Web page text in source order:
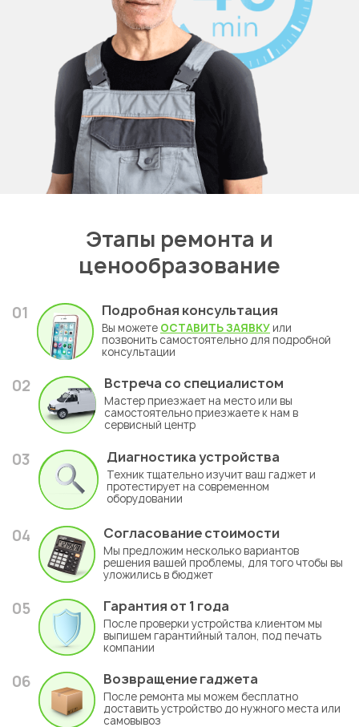
Этапы ремонта и
ценообразование
01 Подробная консультация
Вы можете ОСТАВИТЬ ЗАЯВКУ или
позвонить самостоятельно для подробной
консультации
02 Встреча со специалистом
Мастер приезжает на место или вы
самостоятельно приезжаете к нам в
сервисный центр
03 Диагностика устройства
Техник тщательно изучит ваш гаджет и
протестирует на современном
оборудовании
04 Согласование стоимости
Мы предложим несколько вариантов
решения вашей проблемы, для того чтобы вы
уложились в бюджет
05 Гарантия от 1 года
После проверки устройства клиентом мы
выпишем гарантийный талон, под печать
компании
06 Возвращение гаджета
После ремонта мы можем бесплатно
доставить устройство до нужного места или
самовывоз